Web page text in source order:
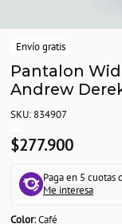
Envío gratis
Pantalon
Andrew
SKU: 834907
$277.900
Paga en 5 cuotas
Me interesa
Color:Café